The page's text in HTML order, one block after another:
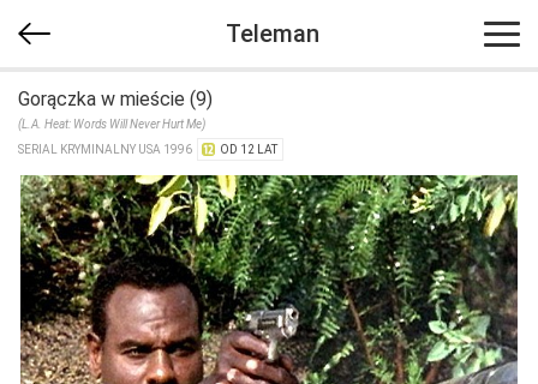
Teleman
Gorączka w mieście (9)
(L.A. Heat: Words Will Never Hurt Me)
SERIAL KRYMINALNY USA 1996
OD 12 LAT